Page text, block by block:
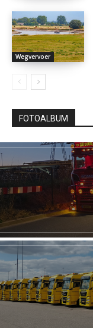
Wegvervoer
FOTOALBUM